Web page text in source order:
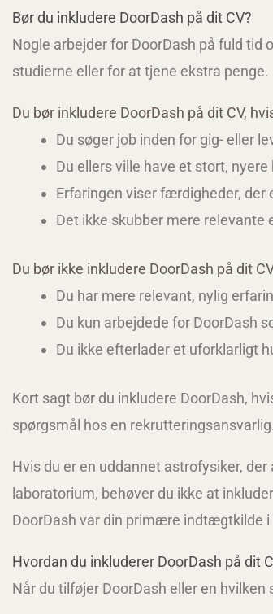
Bør du inkludere DoorDash på dit CV?
Nogle arbejder for DoorDash på fuld
studierne eller for at tjene ekstra
Du bør inkludere DoorDash på dit CV,
Du søger job inden for gig- eller
Du ellers ville have et stort, nyere
Erfaringen viser færdigheder, der
Det ikke skubber mere relevante
Du bør ikke inkludere DoorDash på dit
Du har mere relevant, nylig
Du kun arbejdede for DoorDash
Du ikke efterlader et uforklarligt
Kort sagt bør du inkludere DoorDash,
spørgsmål hos en rekrutteringsansvarlig.
Hvis du er en uddannet astrofysiker,
laboratorium, behøver du ikke at
DoorDash var din primære indtægtkilde
Hvordan du inkluderer DoorDash på dit
Når du tilføjer DoorDash eller en hvilken